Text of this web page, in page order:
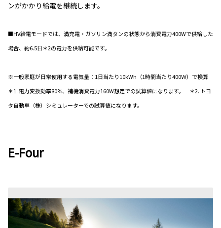
ンがかかり給電を継続します。
■HV給電モードでは、満充電・ガソリン満タンの状態から消費電力400Wで供給した
場合、約6.5日＊2の電力を供給可能です。
※一般家庭が日常使用する電気量：1日当たり10kWh（1時間当たり400Ｗ）で換算
＊1. 電力変換効率80%、補機消費電力160W想定での試算値になります。 ＊2. トヨ
タ自動車（株）シミュレーターでの試算値になります。
E-Four